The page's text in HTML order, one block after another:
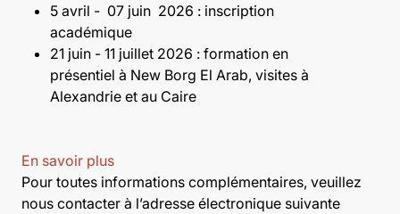
5 avril - 07 juin 2026 : inscription
21 juin - 11 juillet 2026 : formation en
présentiel à New Borg El Arab, visites à
Alexandrie et au Caire
En savoir plus
Pour toutes informations complémentaires, veuillez
nous contacter à l’adresse électronique suivante